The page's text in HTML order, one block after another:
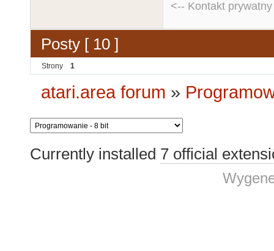
<-- Kontakt
Posty [ 10 ]
Strony 1
atari.area forum »
Currently installed 7 official